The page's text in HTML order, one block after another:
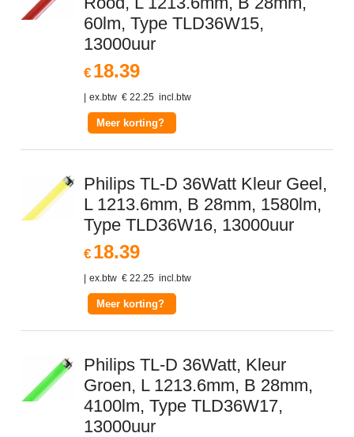
60lm, Type TLD36W15,
13000uur
€ 18.39
ex.btw € 22.25 incl.btw
Meer korting?
Philips TL-D 36Watt Kleur Geel,
L 1213.6mm, B 28mm, 1580lm,
Type TLD36W16, 13000uur
€ 18.39
ex.btw € 22.25 incl.btw
Meer korting?
Philips TL-D 36Watt, Kleur
Groen, L 1213.6mm, B 28mm,
4100lm, Type TLD36W17,
13000uur